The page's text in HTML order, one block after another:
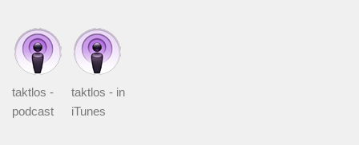
taktlos -
podcast
taktlos - in
iTunes